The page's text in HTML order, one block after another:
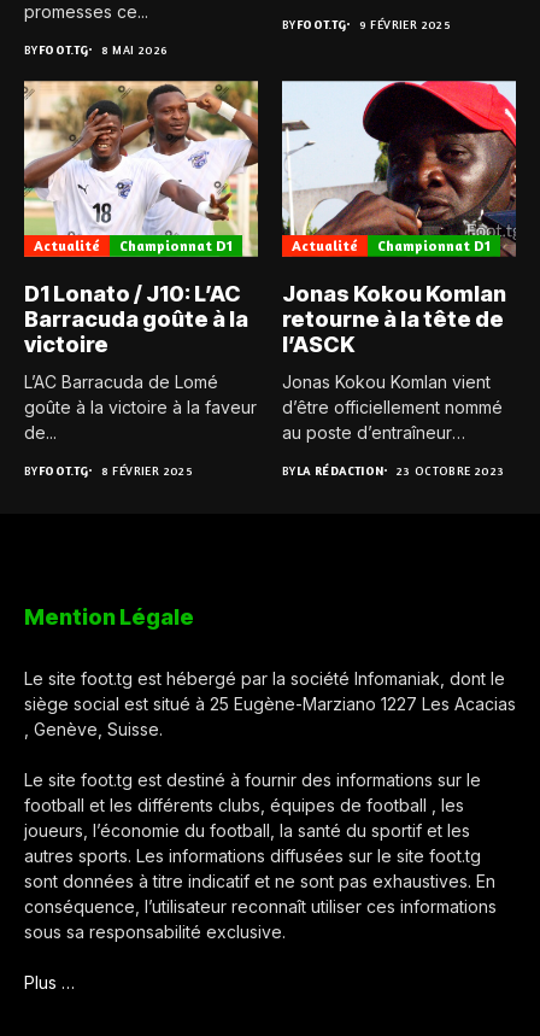
promesses ce...
BYFOOT.TG 8 MAI 2026
BYFOOT.TG 9 FÉVRIER 2025
Actualité Championnat D1
D1 Lonato / J10: L’AC
Barracuda goûte à la
victoire
L’AC Barracuda de Lomé
goûte à la victoire à la faveur
de...
BYFOOT.TG 8 FÉVRIER 2025
Actualité Championnat D1
Jonas Kokou Komlan
retourne à la tête de
l’ASCK
Jonas Kokou Komlan vient
d’être officiellement nommé
au poste d’entraîneur
BYLA RÉDACTION 23 OCTOBRE 2023
Mention Légale
Le site foot.tg est hébergé par la société Infomaniak, dont le
siège social est situé à 25 Eugène-Marziano 1227 Les Acacias
, Genève, Suisse.
Le site foot.tg est destiné à fournir des informations sur le
football et les différents clubs, équipes de football , les
joueurs, l’économie du football, la santé du sportif et les
autres sports. Les informations diffusées sur le site foot.tg
sont données à titre indicatif et ne sont pas exhaustives. En
conséquence, l’utilisateur reconnaît utiliser ces informations
sous sa responsabilité exclusive.
Plus …